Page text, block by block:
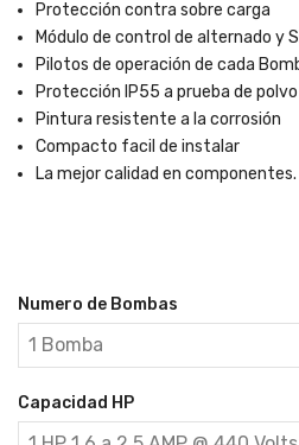
Protección contra sobre carga
Módulo de control de alternado y
Pilotos de operación de cada
Protección IP55 a prueba de
Pintura resistente a la corrosión
Compacto facil de instalar
La mejor calidad en componentes.
Numero de Bombas
Capacidad HP